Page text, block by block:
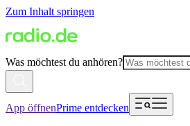
Zum Inhalt springen
Was möchtest du anhören?
App öffnenPrime entdecken